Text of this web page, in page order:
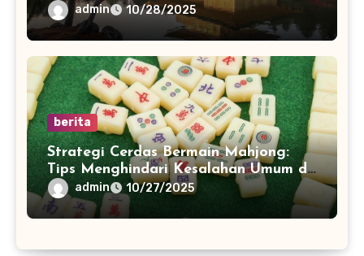
admin 10/28/2025
berita
Strategi Cerdas Bermain Mahjong:
Tips Menghindari Kesalahan Umum di
Chinaadmin 10/27/2025